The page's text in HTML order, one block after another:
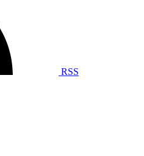
RSS